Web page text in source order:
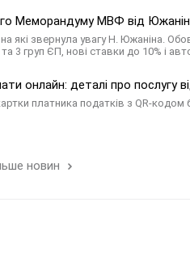
Меморандуму МВФ від
які звернула увагу Н. Южаніна.
3 груп ЄП, нові ставки до 10% і
онлайн: деталі про послугу
платника податків з QR-
новин